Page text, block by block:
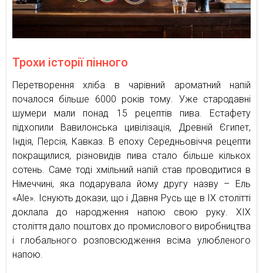
Трохи історії пінного
Перетворення хліба в чарівний ароматний напій
почалося більше 6000 років тому. Уже стародавні
шумери мали понад 15 рецептів пива. Естафету
підхопили Вавилонська цивілізація, Древній Єгипет,
Індія, Персія, Кавказ. В епоху Середньовіччя рецепти
покращилися, різновидів пива стало більше кількох
сотень. Саме тоді хмільний напій став проводитися в
Німеччині, яка подарувала йому другу назву – Ель
«Ale». Існують докази, що і Давня Русь ще в IX столітті
доклала до народження напою свою руку. XIX
століття дало поштовх до промислового виробництва
і глобального розповсюдження всіма улюбленого
напою.